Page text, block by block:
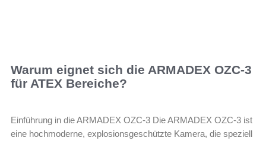
Warum eignet sich die ARMADEX OZC-3
für ATEX Bereiche?
Einführung in die ARMADEX OZC-3 Die ARMADEX OZC-3 ist
eine hochmoderne, explosionsgeschützte Kamera, die speziell